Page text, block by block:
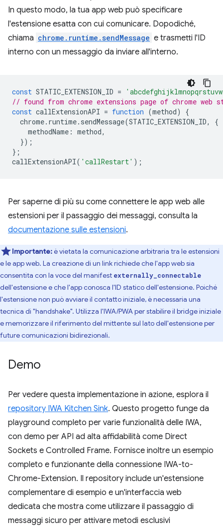
In questo modo, la tua app web può specificare
l'estensione esatta con cui comunicare. Dopodiché,
chiama chrome.runtime.sendMessage ⁠⁠ e trasmetti l'ID
interno con un messaggio da inviare all'interno.
const STATIC_EXTENSION_ID =
// found from chrome extensions page of chrome web
const callExtensionAPI = function (method)
{
chrome. runtime. sendMessage(STATIC_EXTENSION_ID,
{
methodName : method,
});
};
callExtensionAPI( 'callRestart' );
Per saperne di più su come connettere le app web alle
estensioni per il passaggio dei messaggi, consulta la
documentazione sulle estensioni⁠⁠.
Importante:è vietata la comunicazione arbitraria tra le estensioni
e le app web. La creazione di un link richiede che l'app web sia
consentita con la voce del manifest externally_connectable
dell'estensione e che l'app conosca l'ID statico dell'estensione. Poiché
l'estensione non può avviare il contatto iniziale, è necessaria una
tecnica di "handshake". Utilizza l'IWA/PWA per stabilire il bridge iniziale
e memorizzare il riferimento del mittente sul lato dell'estensione per
future comunicazioni bidirezionali.
Demo
Per vedere questa implementazione in azione, esplora il
repository IWA Kitchen Sink. Questo progetto funge da
playground completo per varie funzionalità delle IWA,
con demo per API ad alta affidabilità come Direct
Sockets e Controlled Frame. Fornisce inoltre un esempio
completo e funzionante della connessione IWA-to-
Chrome-Extension. Il repository include un'estensione
complementare di esempio e un'interfaccia web
dedicata che mostra come utilizzare il passaggio di
messaggi sicuro per attivare metodi esclusivi